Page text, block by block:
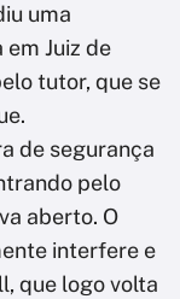
uma
Juiz de
tutor, que se
de segurança
pelo
aberto. O
interfere e
que logo volta